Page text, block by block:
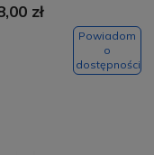
Raptor M8
5,56/.308
zł
Powiadom
o
dostępności